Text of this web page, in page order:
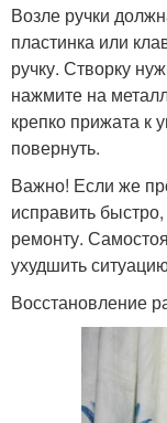
Возле ручки
пластинка или
ручку. Створку
нажмите на
крепко прижата к
повернуть.
Важно! Если же
исправить
ремонту.
ухудшить
Восстановление